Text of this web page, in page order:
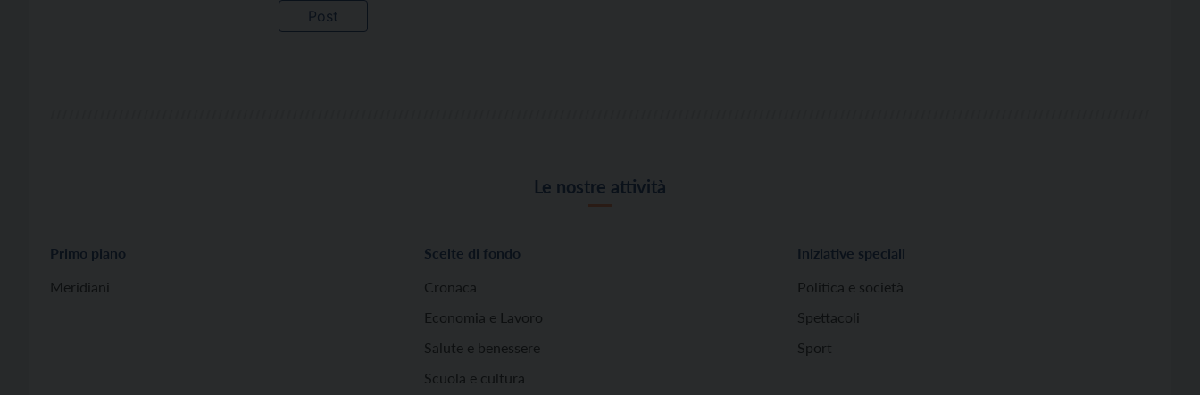
Le nostre attività
Primo piano
Meridiani
Scelte di fondo
Cronaca
Economia e Lavoro
Salute e benessere
Scuola e cultura
Iniziative speciali
Politica e società
Spettacoli
Sport